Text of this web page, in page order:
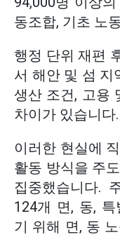
동조합, 기초 노
행정 단위 재편
서 해안 및 섬 지
생산 조건, 고용
차이가 있습니다.
이러한 현실에
활동 방식을 주
집중했습니다.
124개 면, 동,
기 위해 면, 동